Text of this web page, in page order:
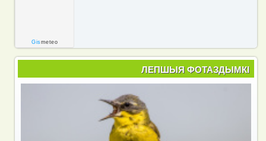
Gismeteo
ЛЕПШЫЯ ФОТАЗДЫМКІ